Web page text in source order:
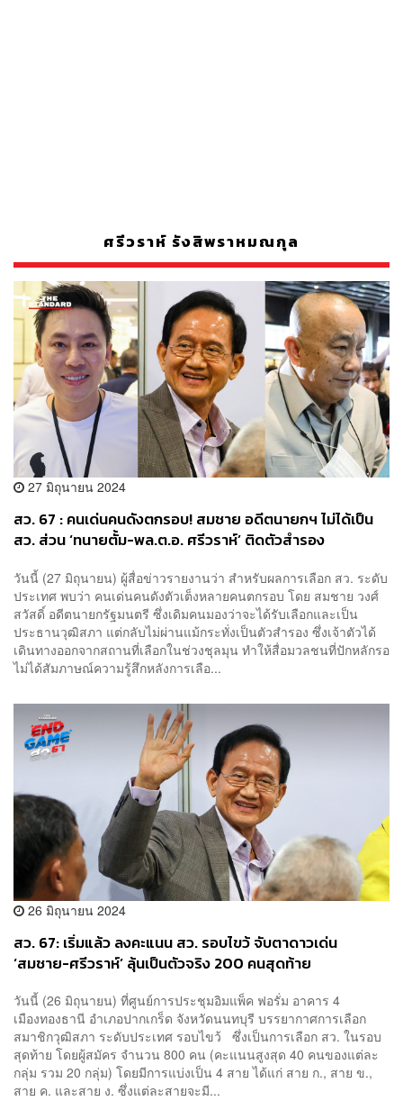
ศรีวราห์ รังสิพราหมณกุล
27 มิถุนายน 2024
สว. 67 : คนเด่นคนดังตกรอบ! สมชาย อดีตนายกฯ ไม่ได้เป็น
สว. ส่วน ‘ทนายตั้ม-พล.ต.อ. ศรีวราห์’ ติดตัวสำรอง
วันนี้ (27 มิถุนายน) ผู้สื่อข่าวรายงานว่า สำหรับผลการเลือก สว. ระดับ
ประเทศ พบว่า คนเด่นคนดังตัวเต็งหลายคนตกรอบ โดย สมชาย วงศ์
สวัสดิ์ อดีตนายกรัฐมนตรี ซึ่งเดิมคนมองว่าจะได้รับเลือกและเป็น
ประธานวุฒิสภา แต่กลับไม่ผ่านแม้กระทั่งเป็นตัวสำรอง ซึ่งเจ้าตัวได้
เดินทางออกจากสถานที่เลือกในช่วงชุลมุน ทำให้สื่อมวลชนที่ปักหลักรอ
ไม่ได้สัมภาษณ์ความรู้สึกหลังการเลือ...
26 มิถุนายน 2024
สว. 67: เริ่มแล้ว ลงคะแนน สว. รอบไขว้ จับตาดาวเด่น
‘สมชาย-ศรีวราห์’ ลุ้นเป็นตัวจริง 200 คนสุดท้าย
วันนี้ (26 มิถุนายน) ที่ศูนย์การประชุมอิมแพ็ค ฟอรั่ม อาคาร 4
เมืองทองธานี อำเภอปากเกร็ด จังหวัดนนทบุรี บรรยากาศการเลือก
สมาชิกวุฒิสภา ระดับประเทศ รอบไขว้ ซึ่งเป็นการเลือก สว. ในรอบ
สุดท้าย โดยผู้สมัคร จำนวน 800 คน (คะแนนสูงสุด 40 คนของแต่ละ
กลุ่ม รวม 20 กลุ่ม) โดยมีการแบ่งเป็น 4 สาย ได้แก่ สาย ก., สาย ข.,
สาย ค. และสาย ง. ซึ่งแต่ละสายจะมี...